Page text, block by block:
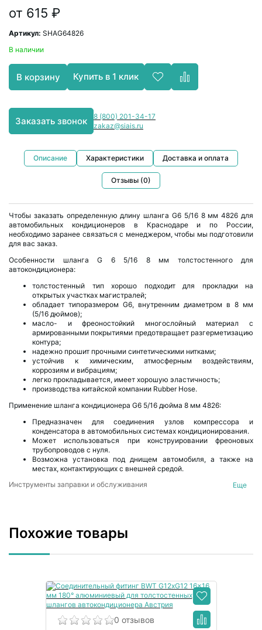
от 615 ₽
Артикул: SHAG64826
В наличии
В корзину Купить в 1 клик
Заказать звонок
8 (800) 201-34-17
zakaz@siais.ru
Описание Характеристики Доставка и оплата
Отзывы (0)
Чтобы заказать определенную длину шланга G6 5/16 8 мм 4826 для
автомобильных кондиционеров в Краснодаре и по России,
необходимо заранее связаться с менеджером, чтобы мы подготовили
для вас заказ.
Особенности шланга G 6 5/16 8 мм толстостенного для
автокондиционера:
толстостенный тип хорошо подходит для прокладки на
открытых участках магистралей;
обладает типоразмером G6, внутренним диаметром в 8 мм
(5/16 дюймов);
масло- и фреоностойкий многослойный материал с
армированными покрытиями предотвращает разгерметизацию
контура;
надежно прошит прочными синтетическими нитками;
устойчив к химическим, атмосферным воздействиям,
коррозиям и вибрациям;
легко прокладывается, имеет хорошую эластичность;
производства китайской компании Rubber Hose.
Применение шланга кондиционера G6 5/16 дюйма 8 мм 4826:
Предназначен для соединения узлов компрессора и
конденсатора в автомобильных системах кондиционирования.
Может использоваться при конструировании фреоновых
трубопроводов с нуля.
Возможна установка под днищем автомобиля, а также на
местах, контактирующих с внешней средой.
Инструменты заправки и обслуживания
Еще
Похожие товары
0 отзывов
Хладагент R23
Хладагент R600a
Промывочный фреон
Вентильные ключи
Станции эвакуации
Масляные насосы
Инжекторы
Чехлы для чистки кондиционера
Зеркала инспекционные
Кримперы для обжима шлангов
Теплоизоляция
Автоматика и линейные компоненты
Монтажно‑сервисные компоненты
Химические компоненты